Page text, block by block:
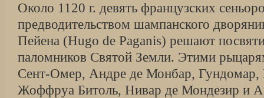
Около 1120 г. девять французских
предводительством шампанского
Пейена (Hugo de Paganis) решают
паломников Святой Земли. Этими
Сент-Омер, Андре де Монбар, Гундомар,
Жоффруа Битоль, Нивар де Мондезир и